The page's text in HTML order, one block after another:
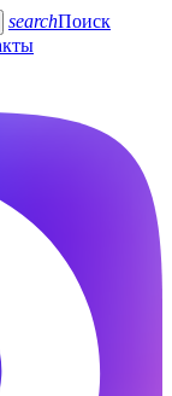
searchПоиск